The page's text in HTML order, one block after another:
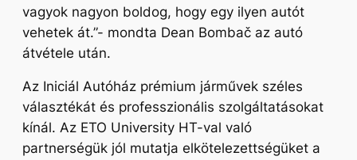
vagyok nagyon boldog, hogy egy ilyen autót
vehetek át.”- mondta Dean Bombač az autó
átvétele után.
Az Iniciál Autóház prémium járművek széles
választékát és professzionális szolgáltatásokat
kínál. Az ETO University HT-val való
partnerségük jól mutatja elkötelezettségüket a